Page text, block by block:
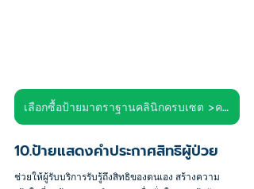
เลือกซื้อป้ายมาตราฐานคลินิกครบเซต >คลิก<
10.ป้ายแสดงคำประกาศสิทธิผู้ป่วย
ช่วยให้ผู้รับบริการรับรู้ถึงสิทธิของตนเอง สร้างความ